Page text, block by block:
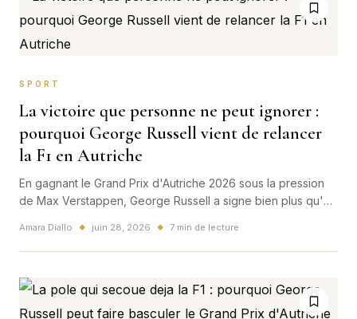
SPORT
La victoire que personne ne peut ignorer :
pourquoi George Russell vient de relancer
la F1 en Autriche
En gagnant le Grand Prix d'Autriche 2026 sous la pression
de Max Verstappen, George Russell a signe bien plus qu'un
Amara Diallo ◆ juin 28, 2026 ◆ 7 min de lecture